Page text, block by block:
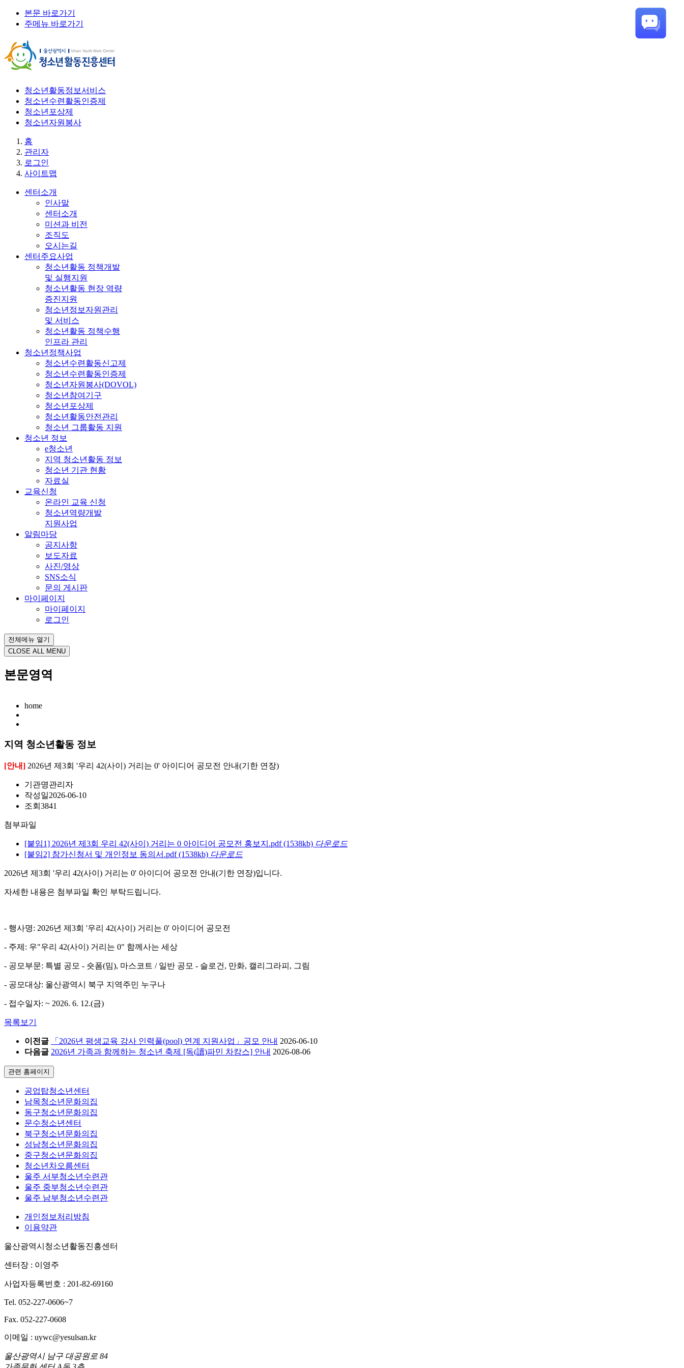
본문 바로가기
주메뉴 바로가기
청소년활동정보서비스
청소년수련활동인증제
청소년포상제
청소년자원봉사
홈
관리자
로그인
사이트맵
센터소개
인사말
센터소개
미션과 비전
조직도
오시는길
센터주요사업
청소년활동 정책개발
및 실행지원
청소년활동 현장 역량
증진지원
청소년정보자원관리
및 서비스
청소년활동 정책수행
인프라 관리
청소년정책사업
청소년수련활동신고제
청소년수련활동인증제
청소년자원봉사(DOVOL)
청소년참여기구
청소년포상제
청소년활동안전관리
청소년 그룹활동 지원
청소년 정보
e청소년
지역 청소년활동 정보
청소년 기관 현황
자료실
교육신청
온라인 교육 신청
청소년역량개발
지원사업
알림마당
공지사항
보도자료
사진/영상
SNS소식
문의 게시판
마이페이지
마이페이지
로그인
전체메뉴 열기
CLOSE ALL MENU
본문영역
home
지역 청소년활동 정보
[안내] 2026년 제3회 '우리 42(사이) 거리는 0' 아이디어 공모전 안내(기한 연장)
기관명관리자
작성일2026-06-10
조회 3841
첨부파일
[붙임1] 2026년 제3회 우리 42(사이) 거리는 0 아이디어 공모전 홍보지.pdf (1538kb) 다운로드
[붙임2] 참가신청서 및 개인정보 동의서.pdf (1538kb) 다운로드
2026년 제3회 '우리 42(사이) 거리는 0' 아이디어 공모전 안내(기한 연장)입니다.
자세한 내용은 첨부파일 확인 부탁드립니다.
- 행사명: 2026년 제3회 '우리 42(사이) 거리는 0' 아이디어 공모전
- 주제: 우"우리 42(사이) 거리는 0" 함께사는 세상
- 공모부문: 특별 공모 - 숏폼(밈), 마스코트 / 일반 공모 - 슬로건, 만화, 캘리그라피, 그림
- 공모대상: 울산광역시 북구 지역주민 누구나
- 접수일자: ~ 2026. 6. 12.(금)
목록보기
이전글 「2026년 평생교육 강사 인력풀(pool) 연계 지원사업」공모 안내 2026-06-10
다음글 2026년 가족과 함께하는 청소년 축제 [독(讀)파민 차캉스] 안내 2026-08-06
관련 홈페이지
공업탑청소년센터
남목청소년문화의집
동구청소년문화의집
문수청소년센터
북구청소년문화의집
성남청소년문화의집
중구청소년문화의집
청소년차오름센터
울주 서부청소년수련관
울주 중부청소년수련관
울주 남부청소년수련관
개인정보처리방침
이용약관
울산광역시청소년활동진흥센터
센터장 : 이영주
사업자등록번호 : 201-82-69160
Tel. 052-227-0606~7
Fax. 052-227-0608
이메일 : uywc@yesulsan.kr
울산광역시 남구 대공원로 84